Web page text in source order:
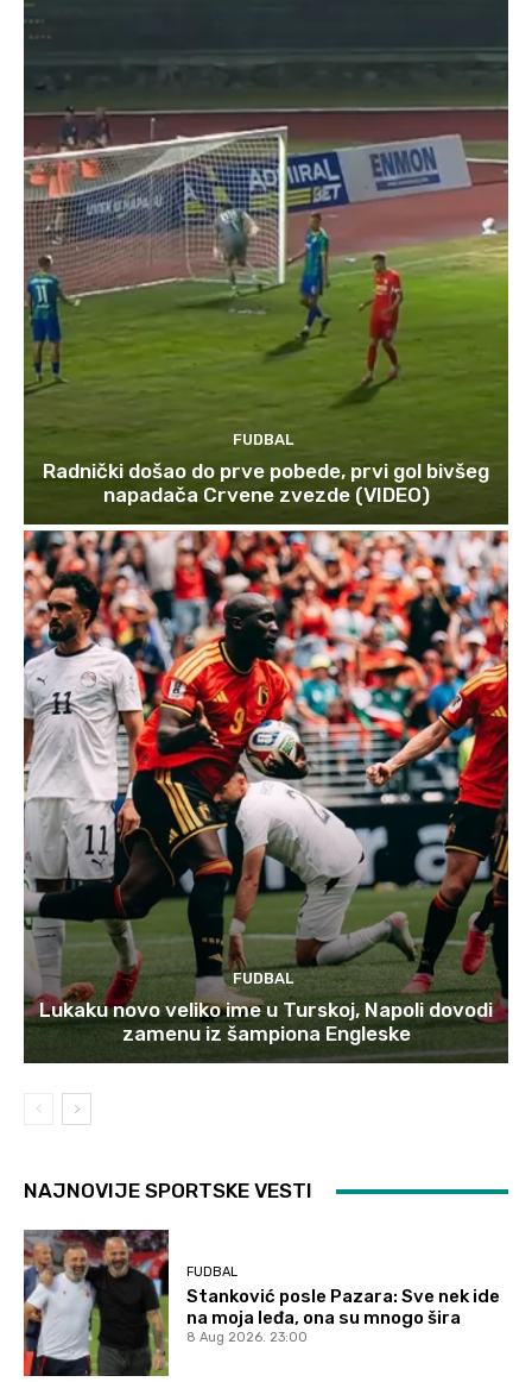
FUDBAL
Radnički došao do prve pobede, prvi gol bivšeg
napadača Crvene zvezde (VIDEO)
FUDBAL
Lukaku novo veliko ime u Turskoj, Napoli dovodi
zamenu iz šampiona Engleske
NAJNOVIJE SPORTSKE VESTI
FUDBAL
Stanković posle Pazara: Sve nek ide
na moja leđa, ona su mnogo šira
8 Aug 2026. 23:00